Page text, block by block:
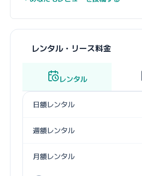
レンタル・リース料金
レンタル
日額レンタル
週額レンタル
月額レンタル